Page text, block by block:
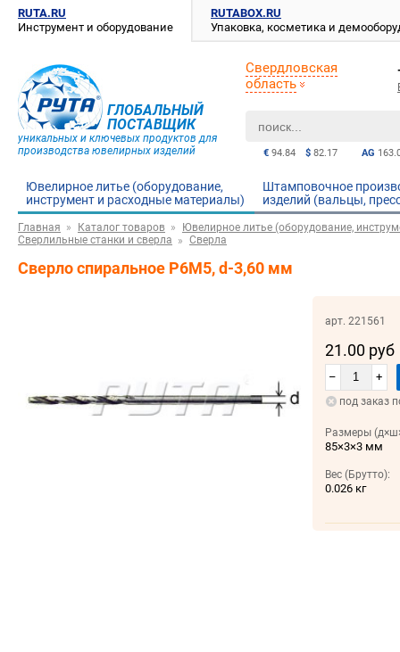
RUTA.RU
Инструмент и оборудование
RUTABOX.RU
Упаковка, косметика и
ГЛОБАЛЬНЫЙ
ПОСТАВЩИК
уникальных и ключевых продуктов для
производства ювелирных изделий
AG
€ 94.84 $ 82.17
Свердловская
область
Ювелирное литье (оборудование,
инструмент и расходные материалы)
Штамповочное
изделий (вальцы,
Главная Каталог товаров
Ювелирное литье (оборудование,
Сверлильные станки и сверла
Сверла
Сверло спиральное Р6М5, d-3,60 мм
арт. 221561
21.00 руб
– +
под заказ
Размеры
85×3×3 мм
Вес (Брутто):
0.026 кг